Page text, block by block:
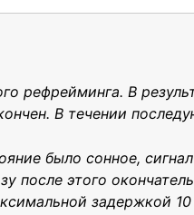
рефрейминга. В
В течении
было сонное,
после этого
задержкой